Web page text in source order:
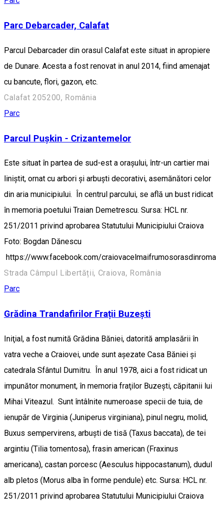
Parc Debarcader, Calafat
Parcul Debarcader din orasul Calafat este situat in apropiere
de Dunare. Acesta a fost renovat in anul 2014, fiind amenajat
cu bancute, flori, gazon, etc.
Calafat 205200, România
Parc
Parcul Pușkin - Crizantemelor
Este situat în partea de sud-est a oraşului, într-un cartier mai
liniştit, ornat cu arbori şi arbuşti decorativi, asemănători celor
din aria municipiului. În centrul parcului, se află un bust ridicat
în memoria poetului Traian Demetrescu. Sursa: HCL nr.
251/2011 privind aprobarea Statutului Municipiului Craiova
Foto: Bogdan Dănescu
https://www.facebook.com/
Strada Câmpul Libertății, Craiova, România
Parc
Grădina Trandafirilor Frații Buzești
Iniţial, a fost numită Grădina Băniei, datorită amplasării în
vatra veche a Craiovei, unde sunt aşezate Casa Băniei şi
catedrala Sfântul Dumitru. În anul 1978, aici a fost ridicat un
impunător monument, în memoria fraţilor Buzeşti, căpitanii lui
Mihai Viteazul. Sunt întâlnite numeroase specii de tuia, de
ienupăr de Virginia (Juniperus virginiana), pinul negru, molid,
Buxus sempervirens, arbuşti de tisă (Taxus baccata), de tei
argintiu (Tilia tomentosa), frasin american (Fraxinus
americana), castan porcesc (Aesculus hippocastanum), dudul
alb pletos (Morus alba în forme pendule) etc. Sursa: HCL nr.
251/2011 privind aprobarea Statutului Municipiului Craiova